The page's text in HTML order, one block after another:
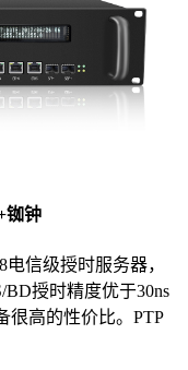
铷钟
电信级授时服务器，
授时精度优于30ns
很高的性价比。PTP